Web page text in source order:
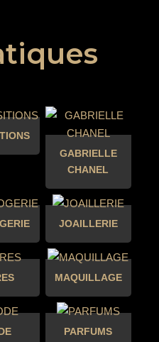
GABRIELLE
CHANEL
JOAILLERIE
MAQUILLAGE
PARFUMS